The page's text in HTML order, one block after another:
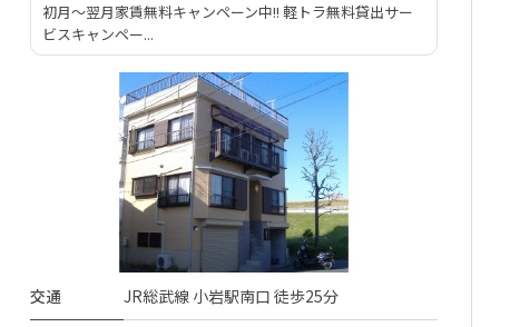
初月～翌月家賃無料キャンペーン中!! 軽トラ無料貸出サー
ビスキャンペー...
交通 JR総武線 小岩駅南口 徒歩25分